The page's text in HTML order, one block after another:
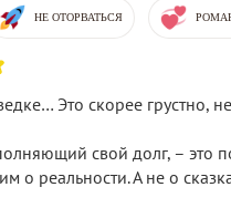
НЕ ОТОРВАТЬСЯ
Это скорее грустно,
свой долг, – это
о реальности. А не о